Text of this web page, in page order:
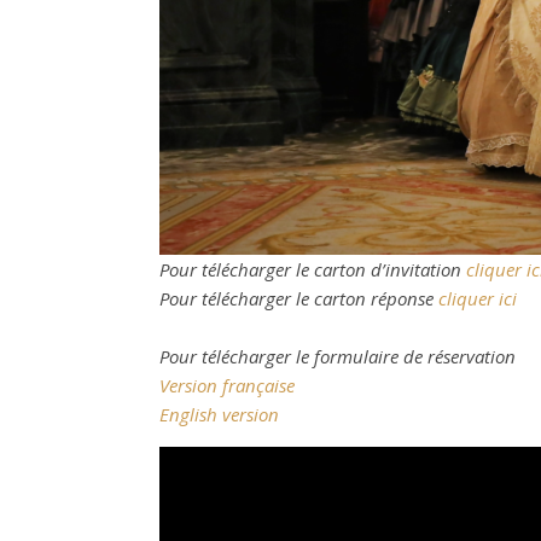
Pour télécharger le carton d’invitation cliquer
Pour télécharger le carton réponse cliquer ici
Pour télécharger le formulaire de réservation
Version française
English version